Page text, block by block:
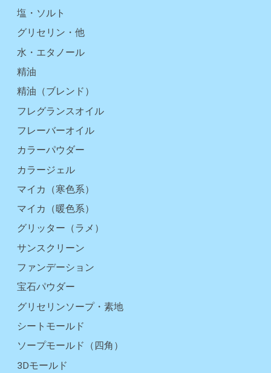
塩・ソルト
グリセリン・他
水・エタノール
精油
精油（ブレンド）
フレグランスオイル
フレーバーオイル
カラーパウダー
カラージェル
マイカ（寒色系）
マイカ（暖色系）
グリッター（ラメ）
サンスクリーン
ファンデーション
宝石パウダー
グリセリンソープ・素地
シートモールド
ソープモールド（四角）
3Dモールド